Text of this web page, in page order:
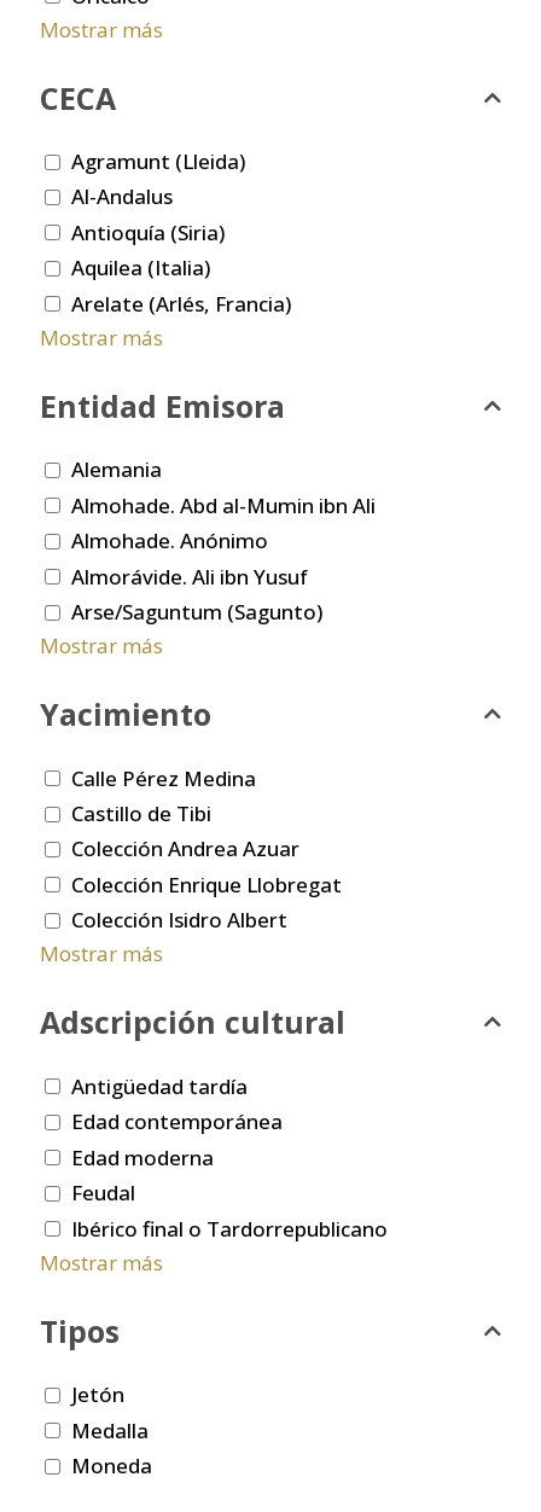
Mostrar más
CECA
Agramunt (Lleida)
Al-Andalus
Antioquía (Siria)
Aquilea (Italia)
Arelate (Arlés, Francia)
Mostrar más
Entidad Emisora
Alemania
Almohade. Abd al-Mumin ibn Ali
Almohade. Anónimo
Almorávide. Ali ibn Yusuf
Arse/Saguntum (Sagunto)
Mostrar más
Yacimiento
Calle Pérez Medina
Castillo de Tibi
Colección Andrea Azuar
Colección Enrique Llobregat
Colección Isidro Albert
Mostrar más
Adscripción cultural
Antigüedad tardía
Edad contemporánea
Edad moderna
Feudal
Ibérico final o Tardorrepublicano
Mostrar más
Tipos
Jetón
Medalla
Moneda